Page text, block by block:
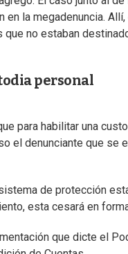
la megadenuncia.
no estaban
personal
para habilitar una
el denunciante que se
de protección
esta cesará en
que dicte el